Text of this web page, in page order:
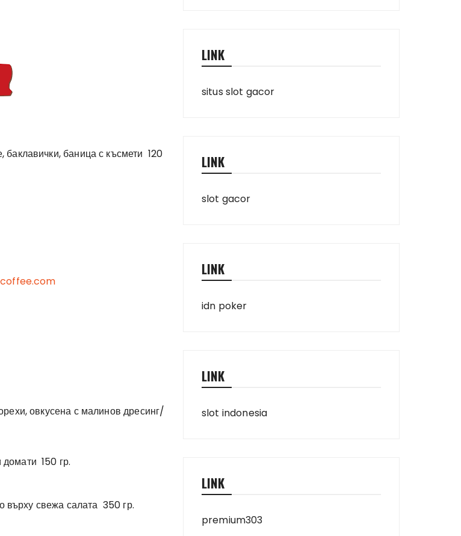
баклавички, баница с късмети 120
овкусена с малинов дресинг/
150 гр.
върху свежа салата 350 гр.
LINK
situs slot gacor
LINK
slot gacor
LINK
idn poker
LINK
slot indonesia
LINK
premium303